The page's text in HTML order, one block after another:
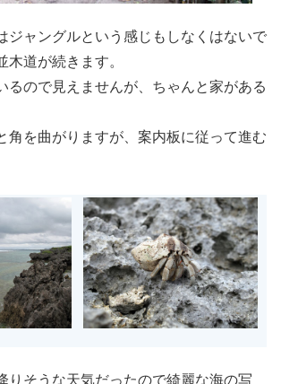
ジャングルという感じもしなくはないで
木道が続きます。
るので見えませんが、ちゃんと家がある
角を曲がりますが、案内板に従って進む
りそうな天気だったので綺麗な海の写